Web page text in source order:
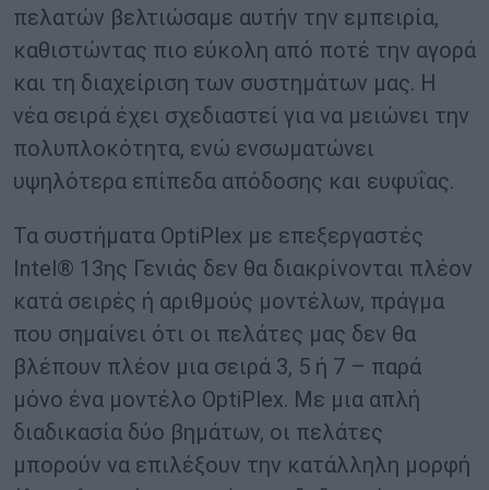
πελατών βελτιώσαμε αυτήν την εμπειρία,
καθιστώντας πιο εύκολη από ποτέ την αγορά
και τη διαχείριση των συστημάτων μας. Η
νέα σειρά έχει σχεδιαστεί για να μειώνει την
πολυπλοκότητα, ενώ ενσωματώνει
υψηλότερα επίπεδα απόδοσης και ευφυΐας.
Τα συστήματα OptiPlex με επεξεργαστές
Intel® 13ης Γενιάς δεν θα διακρίνονται πλέον
κατά σειρές ή αριθμούς μοντέλων, πράγμα
που σημαίνει ότι οι πελάτες μας δεν θα
βλέπουν πλέον μια σειρά 3, 5 ή 7 – παρά
μόνο ένα μοντέλο OptiPlex. Με μια απλή
διαδικασία δύο βημάτων, οι πελάτες
μπορούν να επιλέξουν την κατάλληλη μορφή